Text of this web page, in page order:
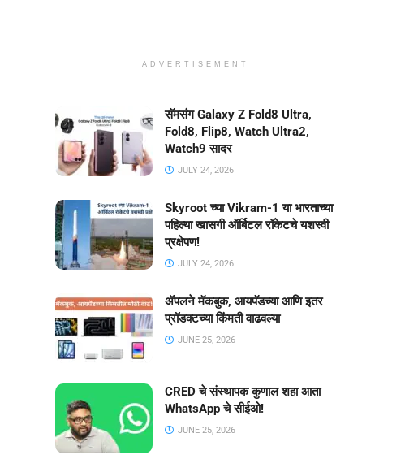
ADVERTISEMENT
सॅमसंग Galaxy Z Fold8 Ultra,
Fold8, Flip8, Watch Ultra2,
Watch9 सादर
JULY 24, 2026
Skyroot च्या Vikram-1 या भारताच्या
पहिल्या खासगी ऑर्बिटल रॉकेटचे यशस्वी
प्रक्षेपण!
JULY 24, 2026
ॲपलने मॅकबुक, आयपॅडच्या आणि इतर
प्रॉडक्टच्या किंमती वाढवल्या
JUNE 25, 2026
CRED चे संस्थापक कुणाल शहा आता
WhatsApp चे सीईओ!
JUNE 25, 2026